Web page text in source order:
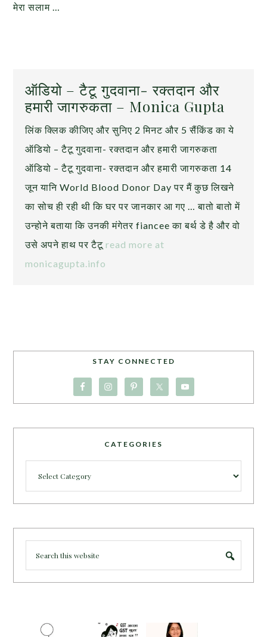
मेरा सलाम …
ऑडियो – टैटू गुदवाना- रक्तदान और
हमारी जागरुकता – Monica Gupta
लिंक क्लिक कीजिए और सुनिए 2 मिनट और 5 सैंकिंड का ये
ऑडियो – टैटू गुदवाना- रक्तदान और हमारी जागरुकता
ऑडियो – टैटू गुदवाना- रक्तदान और हमारी जागरुकता 14
जून यानि World Blood Donor Day पर मैं कुछ लिखने
का सोच ही रही थी कि घर पर जानकार आ गए … बातो बातो में
उन्होने बताया कि उनकी मंगेतर fiancee का बर्थ डे है और वो
उसे अपने हाथ पर टैटू read more at
monicagupta.info
STAY CONNECTED
CATEGORIES